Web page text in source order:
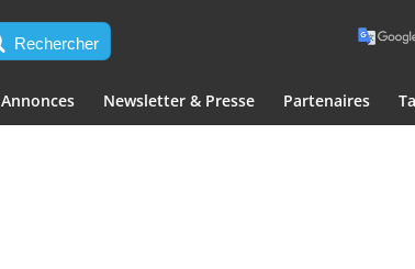
Rechercher
Annonces Newsletter & Presse Partenaires